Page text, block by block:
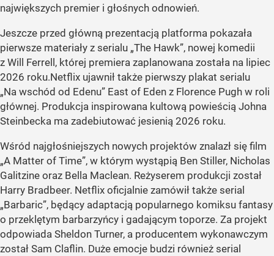
największych premier i głośnych odnowień.
Jeszcze przed główną prezentacją platforma pokazała
pierwsze materiały z serialu „The Hawk”, nowej komedii
z Will Ferrell, której premiera zaplanowana została na lipiec
2026 roku.Netflix ujawnił także pierwszy plakat serialu
„Na wschód od Edenu” East of Eden z Florence Pugh w roli
głównej. Produkcja inspirowana kultową powieścią Johna
Steinbecka ma zadebiutować jesienią 2026 roku.
Wśród najgłośniejszych nowych projektów znalazł się film
„A Matter of Time”, w którym wystąpią Ben Stiller, Nicholas
Galitzine oraz Bella Maclean. Reżyserem produkcji został
Harry Bradbeer. Netflix oficjalnie zamówił także serial
„Barbaric”, będący adaptacją popularnego komiksu fantasy
o przeklętym barbarzyńcy i gadającym toporze. Za projekt
odpowiada Sheldon Turner, a producentem wykonawczym
został Sam Claflin. Duże emocje budzi również serial